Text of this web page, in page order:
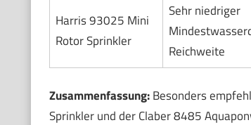
Harris 93025 Mini
Rotor Sprinkler
Sehr niedriger
Reichweite
Zusammenfassung:Besonders
Sprinkler und der Claber 8485